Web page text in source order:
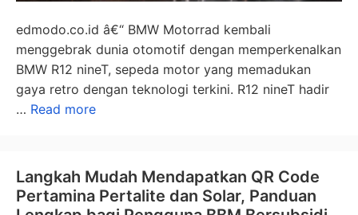
edmodo.co.id â€“ BMW Motorrad kembali
menggebrak dunia otomotif dengan memperkenalkan
BMW R12 nineT, sepeda motor yang memadukan
gaya retro dengan teknologi terkini. R12 nineT hadir
… Read more
Langkah Mudah Mendapatkan QR Code
Pertamina Pertalite dan Solar, Panduan